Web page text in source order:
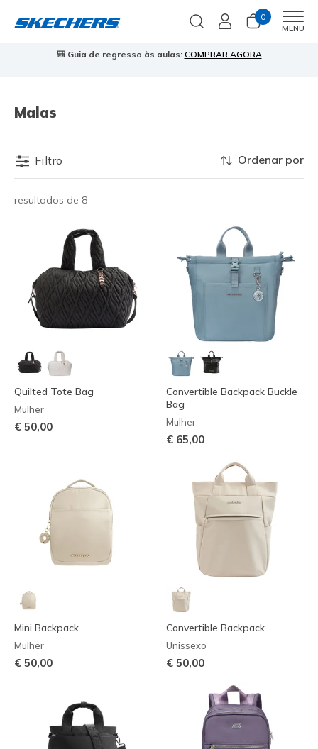
0
MENU
🎒 Guia de regresso às aulas: COMPRAR AGORA
Malas
Filtro
resultados de 8
Ordenar por
Quilted Tote Bag
Mulher
€ 50,00
Convertible Backpack Buckle
Bag
Mulher
€ 65,00
Mini Backpack
Mulher
€ 50,00
Convertible Backpack
Unissexo
€ 50,00